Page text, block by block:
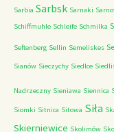
Sarbia Sarbsk Sarnaki
Schiffmuhle Schleife Schmilka
Seftenberg Sellin Semeliskes
Sianów Sieczychy Siedlce
Nadrzeczny Sieniawa Siennica
Siomki Sitnica Sitowa Siła
Skierniewice Skolimów